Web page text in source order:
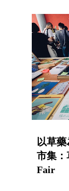
以草
市集：
Fair